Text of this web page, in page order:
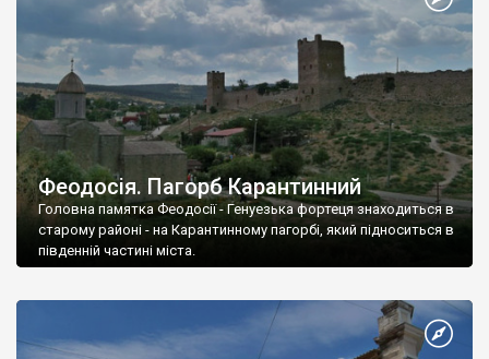
Феодосія. Пагорб Карантинний
Головна памятка Феодосії - Генуезька фортеця знаходиться в
старому районі - на Карантинному пагорбі, який підноситься в
південній частині міста.